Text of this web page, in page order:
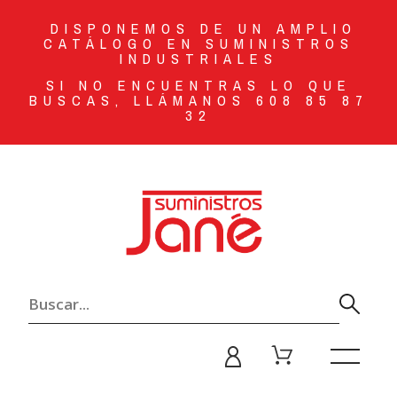
DISPONEMOS DE UN AMPLIO
CATÁLOGO EN SUMINISTROS
INDUSTRIALES
SI NO ENCUENTRAS LO QUE
BUSCAS, LLÁMANOS 608 85 87
32